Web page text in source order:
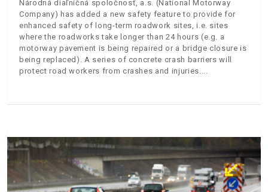
Národná diaľničná spoločnosť, a.s. (National Motorway
Company) has added a new safety feature to provide for
enhanced safety of long-term roadwork sites, i.e. sites
where the roadworks take longer than 24 hours (e.g. a
motorway pavement is being repaired or a bridge closure is
being replaced). A series of concrete crash barriers will
protect road workers from crashes and injuries.